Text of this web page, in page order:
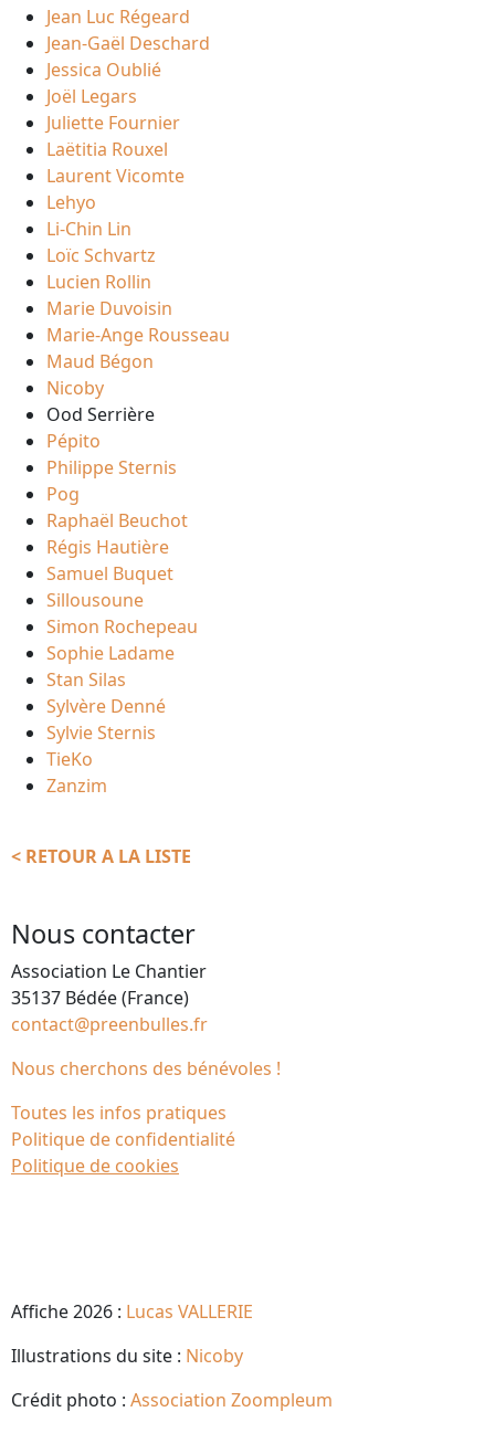
Jean Luc Régeard
Jean-Gaël Deschard
Jessica Oublié
Joël Legars
Juliette Fournier
Laëtitia Rouxel
Laurent Vicomte
Lehyo
Li-Chin Lin
Loïc Schvartz
Lucien Rollin
Marie Duvoisin
Marie-Ange Rousseau
Maud Bégon
Nicoby
Ood Serrière
Pépito
Philippe Sternis
Pog
Raphaël Beuchot
Régis Hautière
Samuel Buquet
Sillousoune
Simon Rochepeau
Sophie Ladame
Stan Silas
Sylvère Denné
Sylvie Sternis
TieKo
Zanzim
< RETOUR A LA LISTE
Nous contacter
Association Le Chantier
35137 Bédée (France)
contact@preenbulles.fr
Nous cherchons des bénévoles !
Toutes les infos pratiques
Politique de confidentialité
Politique de cookies
Affiche 2026 : Lucas VALLERIE
Illustrations du site : Nicoby
Crédit photo : Association Zoompleum